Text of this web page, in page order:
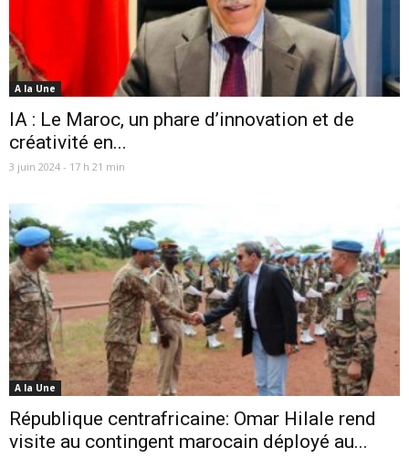
A la Une
IA : Le Maroc, un phare d’innovation et de
créativité en...
3 juin 2024 - 17 h 21 min
A la Une
République centrafricaine: Omar Hilale rend
visite au contingent marocain déployé au...